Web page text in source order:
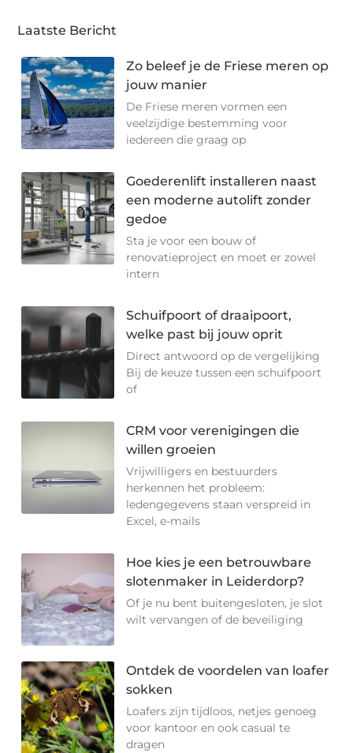
Laatste Bericht
Zo beleef je de Friese meren op
jouw manier
De Friese meren vormen een
veelzijdige bestemming voor
iedereen die graag op
Goederenlift installeren naast
een moderne autolift zonder
gedoe
Sta je voor een bouw of
renovatieproject en moet er zowel
intern
Schuifpoort of draaipoort,
welke past bij jouw oprit
Direct antwoord op de vergelijking
Bij de keuze tussen een schuifpoort
of
CRM voor verenigingen die
willen groeien
Vrijwilligers en bestuurders
herkennen het probleem:
ledengegevens staan verspreid in
Excel, e-mails
Hoe kies je een betrouwbare
slotenmaker in Leiderdorp?
Of je nu bent buitengesloten, je slot
wilt vervangen of de beveiliging
Ontdek de voordelen van loafer
sokken
Loafers zijn tijdloos, netjes genoeg
voor kantoor en ook casual te
dragen